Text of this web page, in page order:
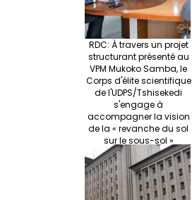
RDC: À travers un projet
structurant présenté au
VPM Mukoko Samba, le
Corps d'élite scientifique
de l'UDPS/Tshisekedi
s'engage à
accompagner la vision
de la « revanche du sol
sur le sous-sol »